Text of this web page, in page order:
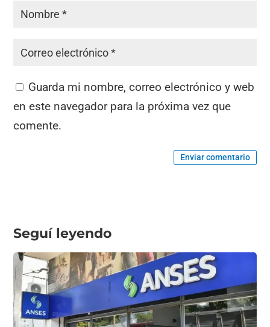
Guarda mi nombre, correo electrónico y web
en este navegador para la próxima vez que
comente.
Enviar comentario
Seguí leyendo